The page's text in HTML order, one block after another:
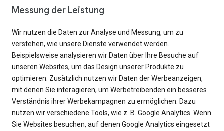
Messung der Leistung
Wir nutzen die Daten zur Analyse und Messung, um zu
verstehen, wie unsere Dienste verwendet werden.
Beispielsweise analysieren wir Daten über Ihre Besuche auf
unseren Websites, um das Design unserer Produkte zu
optimieren. Zusätzlich nutzen wir Daten der Werbeanzeigen,
mit denen Sie interagieren, um Werbetreibenden ein besseres
Verständnis ihrer Werbekampagnen zu ermöglichen. Dazu
nutzen wir verschiedene Tools, wie z. B. Google Analytics. Wenn
Sie Websites besuchen, auf denen Google Analytics eingesetzt